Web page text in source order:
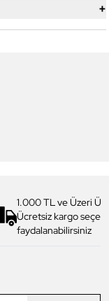
+
1.000 TL ve Üzeri
Ücretsiz kargo
faydalanabilirsiniz